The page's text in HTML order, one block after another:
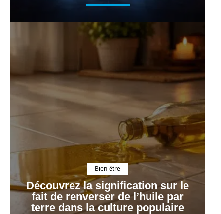
Bien-être
Découvrez la signification sur le
fait de renverser de l’huile par
terre dans la culture populaire